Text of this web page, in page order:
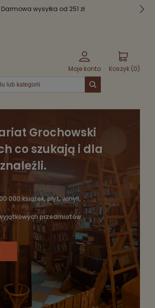
Bezpieczne pakowanie
Moje konto Koszyk (0)
Grochowski
co szukają i dla
000 książek, płyt, winyli,
przedmiotów.